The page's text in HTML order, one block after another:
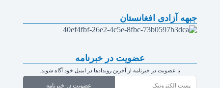
جبهه آزادی افغانستان
عضویت در خبرنامه
با عضویت در خبرنامه از آخرین رویدادها در ایمیل خود آگاه شوید.
عضویت در خبرنامه